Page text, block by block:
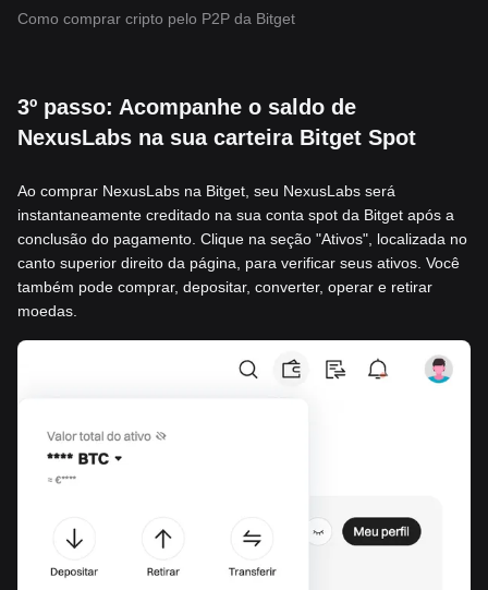
Como comprar cripto pelo P2P da Bitget
3º passo: Acompanhe o saldo de
NexusLabs na sua carteira Bitget Spot
Ao comprar NexusLabs na Bitget, seu NexusLabs será
instantaneamente creditado na sua conta spot da Bitget após a
conclusão do pagamento. Clique na seção "Ativos", localizada no
canto superior direito da página, para verificar seus ativos. Você
também pode comprar, depositar, converter, operar e retirar
moedas.